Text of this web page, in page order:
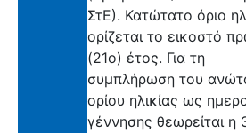
ΣτΕ). Κατώτατο όριο
ορίζεται το εικοστό
(21ο) έτος. Για τη
συμπλήρωση του
ορίου ηλικίας ως
γέννησης θεωρείται η